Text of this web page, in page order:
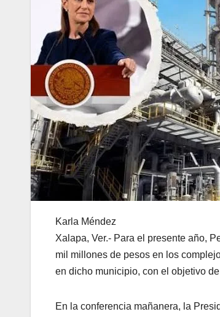
Karla Méndez
Xalapa, Ver.- Para el presente año,
mil millones de pesos en los
en dicho municipio, con el objetivo
En la conferencia mañanera, la